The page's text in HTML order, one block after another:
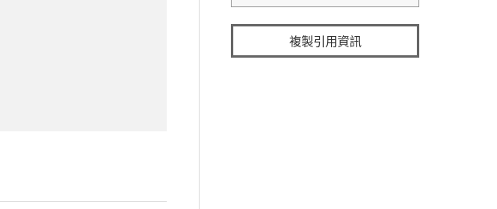
複製引用資訊